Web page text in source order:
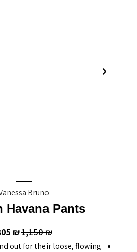
Bruno
Havana Pants
1,150₪
₪
out for their loose, flowing